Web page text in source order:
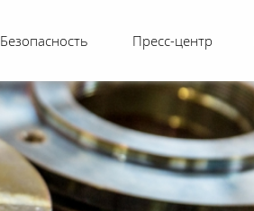
Безопасность Пресс-центр